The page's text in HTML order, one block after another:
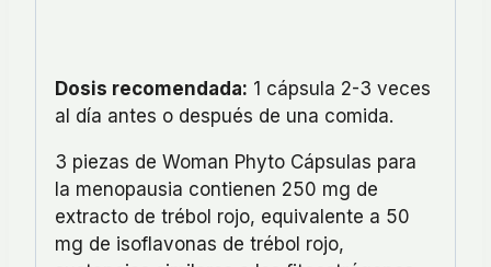
Dosis recomendada: 1 cápsula 2-3 veces
al día antes o después de una comida.
3 piezas de Woman Phyto Cápsulas para
la menopausia contienen 250 mg de
extracto de trébol rojo, equivalente a 50
mg de isoflavonas de trébol rojo,